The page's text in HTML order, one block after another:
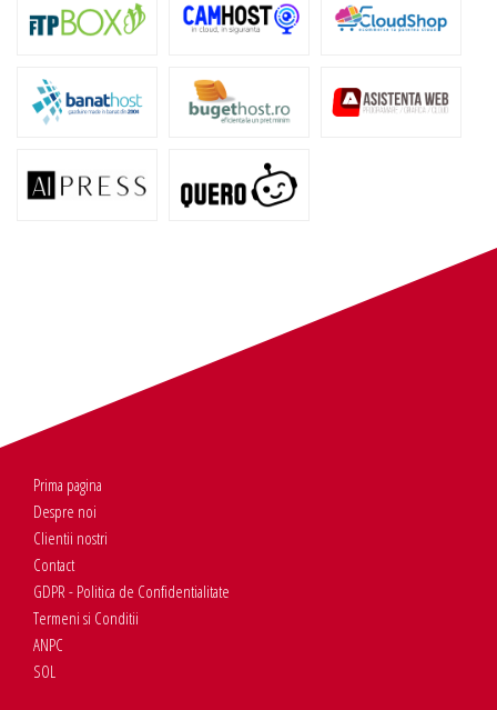
Prima pagina
Despre noi
Clientii nostri
Contact
GDPR - Politica de Confidentialitate
Termeni si Conditii
ANPC
SOL